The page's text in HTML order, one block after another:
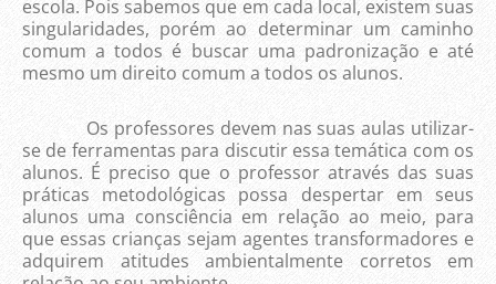
escola. Pois sabemos que em cada local, existem suas
singularidades, porém ao determinar um caminho
comum a todos é buscar uma padronização e até
mesmo um direito comum a todos os alunos.
Os professores devem nas suas aulas utilizar-
se de ferramentas para discutir essa temática com os
alunos. É preciso que o professor através das suas
práticas metodológicas possa despertar em seus
alunos uma consciência em relação ao meio, para
que essas crianças sejam agentes transformadores e
adquirem atitudes ambientalmente corretos em